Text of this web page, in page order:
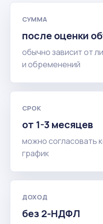
СУММА
после оценки
обычно зависит от
и обременений
СРОК
от 1-3 месяцев
можно согласовать
график
ДОХОД
без 2-НДФЛ